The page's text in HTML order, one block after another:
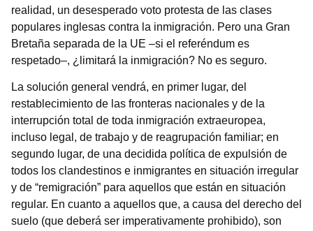
realidad, un desesperado voto protesta de las clases
populares inglesas contra la inmigración. Pero una Gran
Bretaña separada de la UE –si el referéndum es
respetado–, ¿limitará la inmigración? No es seguro.
La solución general vendrá, en primer lugar, del
restablecimiento de las fronteras nacionales y de la
interrupción total de toda inmigración extraeuropea,
incluso legal, de trabajo y de reagrupación familiar; en
segundo lugar, de una decidida política de expulsión de
todos los clandestinos e inmigrantes en situación irregular
y de “remigración” para aquellos que están en situación
regular. En cuanto a aquellos que, a causa del derecho del
suelo (que deberá ser imperativamente prohibido), son